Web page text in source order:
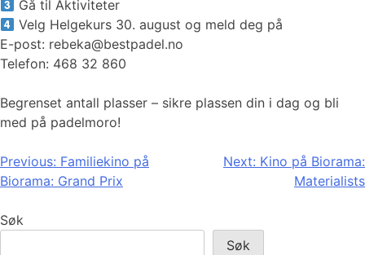
Gå til Aktiviteter
Velg Helgekurs 30. august og meld deg på
E-post: rebeka@bestpadel.no
Telefon: 468 32 860
Begrenset antall plasser – sikre plassen din i dag og bli
med på padelmoro!
Innleggsnavigasjon
Previous: Familiekino på
Biorama: Grand Prix
Next: Kino på Biorama:
Materialists
Søk
Søk